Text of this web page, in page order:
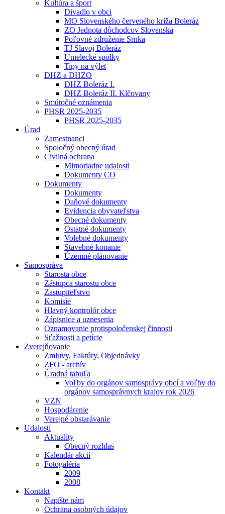
Kultúra a šport
Divadlo v obci
MO Slovenského červeného kríža Boleráz
ZO Jednota dôchodcov Slovenska
Poľovné združenie Srnka
TJ Slavoj Boleráz
Umelecké spolky
Tipy na výlet
DHZ a DHZO
DHZ Boleráz I.
DHZ Boleráz II. Klčovany
Smútočné oznámenia
PHSR 2025-2035
PHSR 2025-2035
Úrad
Zamestnanci
Spoločný obecný úrad
Civilná ochrana
Mimoriadne udalosti
Dokumenty CO
Dokumenty
Dokumenty
Daňové dokumenty
Evidencia obyvateľstva
Obecné dokumenty
Ostatné dokumenty
Volebné dokumenty
Stavebné konanie
Územné plánovanie
Samospráva
Starosta obce
Zástupca starostu obce
Zastupiteľstvo
Komisie
Hlavný kontrolór obce
Zápisnice a uznesenia
Oznamovanie protispoločenskej činnosti
Sťažnosti a petície
Zverejňovanie
Zmluvy, Faktúry, Objednávky
ZFO - archív
Úradná tabuľa
Voľby do orgánov samosprávy obcí a voľby do
orgánov samosprávnych krajov rok 2026
VZN
Hospodárenie
Verejné obstarávanie
Udalosti
Aktuality
Obecný rozhlas
Kalendár akcií
Fotogaléria
2009
2008
Kontakt
Napíšte nám
Ochrana osobných údajov